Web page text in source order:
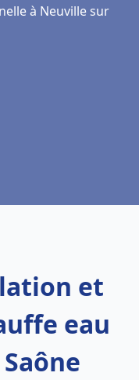
à Neuville sur
et
eau